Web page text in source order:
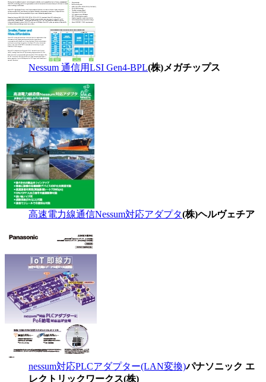
Nessum 通信用LSI Gen4-BPL(株)メガチップス
高速電力線通信Nessum対応アダプタ(株)ヘルヴェチア
nessum対応PLCアダプター(LAN変換)パナソニック エ
レクトリックワークス(株)